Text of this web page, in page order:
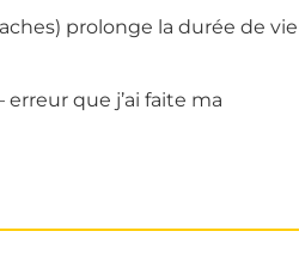
prolonge la durée de vie
que j’ai faite ma